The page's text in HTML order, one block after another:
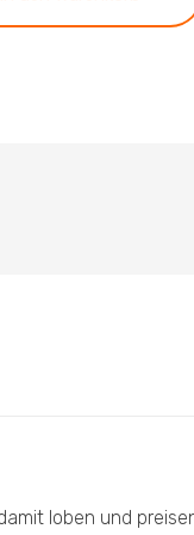
loben und